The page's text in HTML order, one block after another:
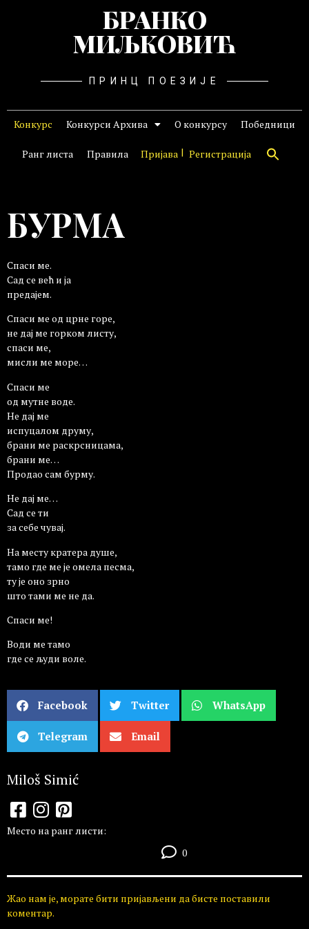
БРАНКО
МИЉКОВИЋ
ПРИНЦ ПОЕЗИЈЕ
Конкурс Конкурси Архива О конкурсу Победници
Ранг листа Правила Пријава Регистрација
БУРМА
Спаси ме.
Сад се већ и ја
предајем.
Спаси ме од црне горе,
не дај ме горком листу,
спаси ме,
мисли ме море…
Спаси ме
од мутне воде.
Не дај ме
испуцалом друму,
брани ме раскрсницама,
брани ме…
Продао сам бурму.
Не дај ме…
Сад се ти
за себе чувај.
На месту кратера душе,
тамо где ме је омела песма,
ту је оно зрно
што тами ме не да.
Спаси ме!
Води ме тамо
где се људи воле.
Facebook Twitter WhatsApp
Telegram Email
Miloš Simić
Место на ранг листи:
0
Жао нам је, морате бити пријављени да бисте поставили
коментар.